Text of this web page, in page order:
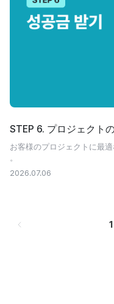
STEP 6. プロジェクト
お客様のプロジェクトに最
。
2026.07.06